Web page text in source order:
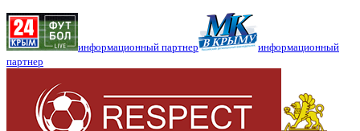
информационный партнер
информационный
партнер